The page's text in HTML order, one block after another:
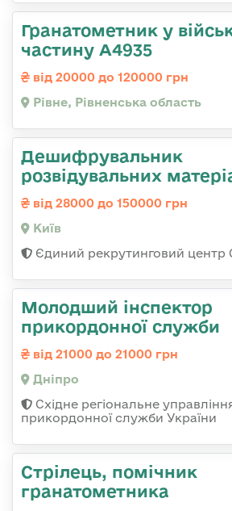
Гранатометник у
частину А4935
від 20000 до 120000 грн
Рівне, Рівненська область
Дешифрувальник
розвідувальних
від 28000 до 150000 грн
Київ
Єдиний рекрутинговий
Молодший інспектор
прикордонної служби
від 21000 до 21000 грн
Дніпро
Східне регіональне
прикордонної служби України
Стрілець, помічник
гранатометника